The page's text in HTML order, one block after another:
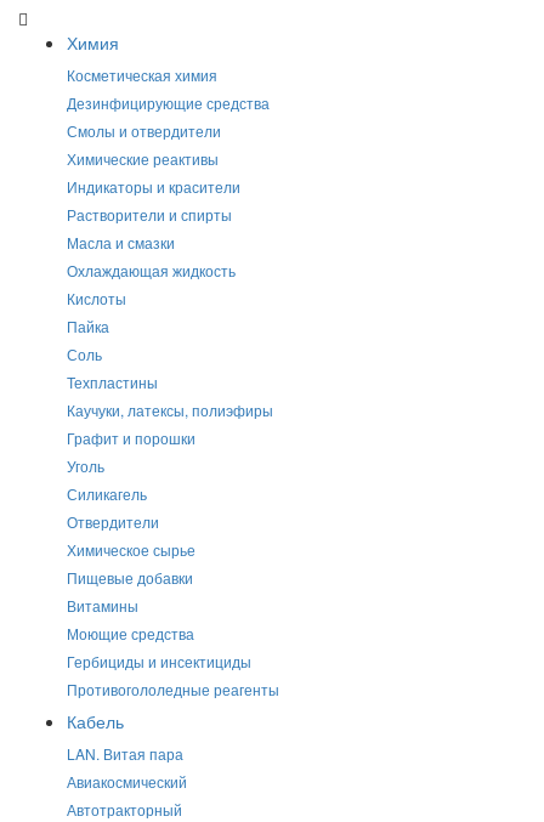
Химия
Косметическая химия
Дезинфицирующие средства
Смолы и отвердители
Химические реактивы
Индикаторы и красители
Растворители и спирты
Масла и смазки
Охлаждающая жидкость
Кислоты
Пайка
Соль
Техпластины
Каучуки, латексы, полиэфиры
Графит и порошки
Уголь
Силикагель
Отвердители
Химическое сырье
Пищевые добавки
Витамины
Моющие средства
Гербициды и инсектициды
Противогололедные реагенты
Кабель
LAN. Витая пара
Авиакосмический
Автотракторный